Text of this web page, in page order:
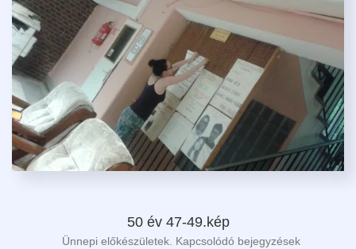
50 év 47-49.kép
Ünnepi előkészületek. Kapcsolódó bejegyzések